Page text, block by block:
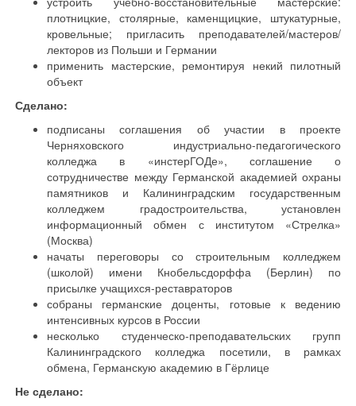
плотницкие, столярные, каменщицкие, штукатурные,
кровельные; пригласить преподавателей/мастеров/
лекторов из Польши и Германии
применить мастерские, ремонтируя некий пилотный
объект
Сделано:
подписаны соглашения об участии в проекте
Черняховского индустриально-педагогического
колледжа в «инстерГОДе», соглашение о
сотрудничестве между Германской академией охраны
памятников и Калининградским государственным
колледжем градостроительства, установлен
информационный обмен с институтом «Стрелка»
(Москва)
начаты переговоры со строительным колледжем
(школой) имени Кнобельсдорффа (Берлин) по
присылке учащихся-реставраторов
собраны германские доценты, готовые к ведению
интенсивных курсов в России
несколько студенческо-преподавательских групп
Калининградского колледжа посетили, в рамках
обмена, Германскую академию в Гёрлице
Не сделано: